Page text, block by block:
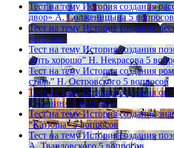
Тест на тему История создания
двор» А. Солженицына 5 вопросов
Тест на тему История создания
вопросов
Тест на тему История создания
жить хорошо” Н. Некрасова 5
Тест на тему История создания
сталь” Н. Островского 5 вопросов
Тест на тему История создания
Сусанин» 5 вопросов
Тест на тему История создания
“Катюша” 5 вопросов
Тест на тему История создания
А. Твардовского 5 вопросов